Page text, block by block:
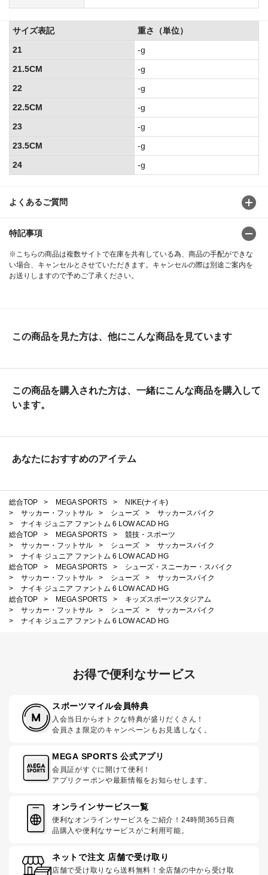
よくあるご質問
特記事項
※こちらの商品は複数サイトで在庫を共有している為、商品の手配ができな
い場合、キャンセルとさせていただきます。キャンセルの際は別途ご案内を
お送りしますので予めご了承ください。
サイズ表記
重さ（単位）
21
-g
21.5CM
-g
22
-g
22.5CM
-g
23
-g
23.5CM
-g
24
-g
この商品を見た方は、他にこんな商品を見ています
この商品を購入された方は、一緒にこんな商品を購入して
います。
あなたにおすすめのアイテム
総合TOP > MEGA SPORTS >
NIKE(ナイキ)
>
サッカー・フットサル > シューズ >
サッカースパイク
>
ナイキ ジュニア ファントム 6 LOW ACAD HG
総合TOP
> MEGA SPORTS >
競技・スポーツ
>
サッカー・フットサル > シューズ >
サッカースパイク
>
ナイキ ジュニア ファントム 6 LOW ACAD HG
総合TOP
> MEGA SPORTS >
シューズ・スニーカー・スパイク
>
サッカー・フットサル > シューズ >
サッカースパイク
>
ナイキ ジュニア ファントム 6 LOW ACAD HG
総合TOP
> MEGA SPORTS >
キッズスポーツスタジアム
>
サッカー・フットサル > シューズ >
サッカースパイク
>
ナイキ ジュニア ファントム 6 LOW ACAD HG
お得で便利なサービス
スポーツマイル会員特典
入会当日からオトクな特典が盛りだくさん！
会員さま限定のキャンペーンもお見逃しなく。
MEGA SPORTS 公式アプリ
会員証がすぐに開けて便利！
アプリクーポンや最新情報をお知らせします。
オンラインサービス一覧
便利なオンラインサービスをご紹介！24時間365日商
品購入や便利なサービスがご利用可能。
ネットで注文 店舗で受け取り
店舗で受け取りなら送料無料！全店舗の中から受け取